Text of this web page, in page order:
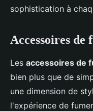
sophistication à
Accessoires de
Les accessoires de
bien plus que de
une dimension de
l'expérience de